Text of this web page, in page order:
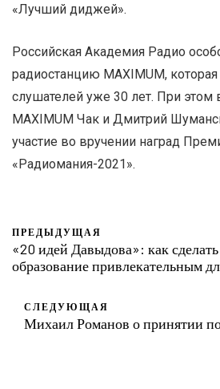
«Лучший диджей».
Российская Академия Радио
радиостанцию MAXIMUM, которая
слушателей уже 30 лет. При этом
MAXIMUM Чак и Дмитрий
участие во вручении наград
«Радиомания-2021».
ПРЕДЫДУЩАЯ
«20 идей Давыдова»: как
образование привлекательным
СЛЕДУЮЩАЯ
Михаил Романов о принятии